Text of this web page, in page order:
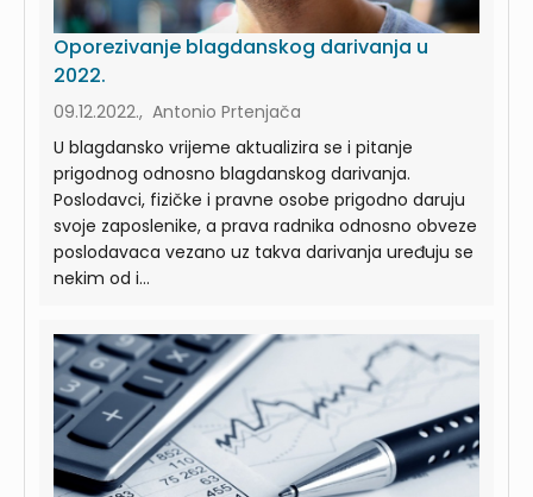
Oporezivanje blagdanskog darivanja u
2022.
09.12.2022., Antonio Prtenjača
U blagdansko vrijeme aktualizira se i pitanje
prigodnog odnosno blagdanskog darivanja.
Poslodavci, fizičke i pravne osobe prigodno daruju
svoje zaposlenike, a prava radnika odnosno obveze
poslodavaca vezano uz takva darivanja uređuju se
nekim od i...